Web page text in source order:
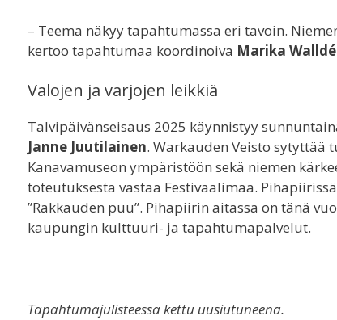
– Teema näkyy tapahtumassa eri tavoin.
kertoo tapahtumaa koordinoiva Marika
Valojen ja varjojen leikkiä
Talvipäivänseisaus 2025 käynnistyy
Janne Juutilainen. Warkauden Veisto sytyttää
Kanavamuseon ympäristöön sekä niemen
toteutuksesta vastaa Festivaalimaa.
”Rakkauden puu”. Pihapiirin aitassa on tänä
kaupungin kulttuuri- ja tapahtumapalvelut.
Tapahtumajulisteessa kettu uusiutuneena.